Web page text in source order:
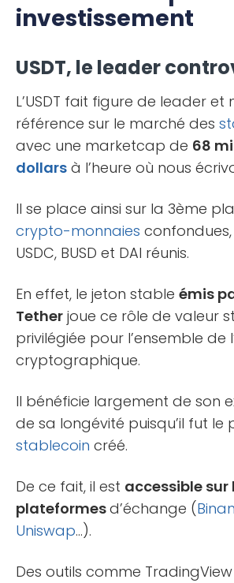
investissement
USDT, le leader
L’USDT fait figure de leader et
référence sur le marché des
avec une marketcap de 68
dollars à l’heure où nous
Il se place ainsi sur la 3ème
crypto-monnaies
USDC, BUSD et DAI réunis.
En effet, le jeton stable émis
Tether joue ce rôle de valeur
privilégiée pour l’ensemble de
cryptographique.
Il bénéficie largement de son
de sa longévité puisqu’il fut le
stablecoin créé.
De ce fait, il est accessible
plateformesd’échange (
Uniswap…).
Des outils comme TradingView